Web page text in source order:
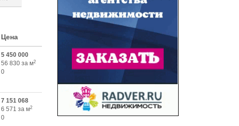
Цена
5 450 000
56 830 за м2
0
7 151 068
6 571 за м2
0